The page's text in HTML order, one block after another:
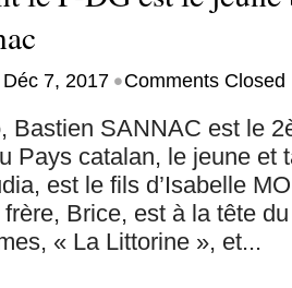
Déc 7, 2017 •Comments Closed
SANNAC est le
Pays catalan, le jeune et
est le fils d’Isabelle
Brice, est à la tête
« La Littorine », et...